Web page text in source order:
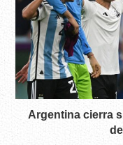
Argentina cierra